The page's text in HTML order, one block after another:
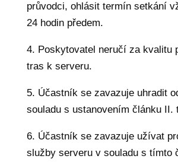
průvodci, ohlásit termín setkání
24 hodin předem.
4. Poskytovatel neručí za kvalitu
tras k serveru.
5. Účastník se zavazuje uhradit
souladu s ustanovením článku II.
6. Účastník se zavazuje užívat
služby serveru v souladu s tímto